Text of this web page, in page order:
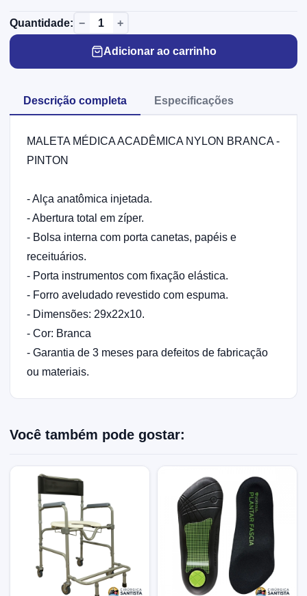
Quantidade: − +
Adicionar ao carrinho
Descrição completa Especificações
MALETA MÉDICA ACADÊMICA NYLON BRANCA -
PINTON
- Alça anatômica injetada.
- Abertura total em zíper.
- Bolsa interna com porta canetas, papéis e
receituários.
- Porta instrumentos com fixação elástica.
- Forro aveludado revestido com espuma.
- Dimensões: 29x22x10.
- Cor: Branca
- Garantia de 3 meses para defeitos de fabricação
ou materiais.
Você também pode gostar: